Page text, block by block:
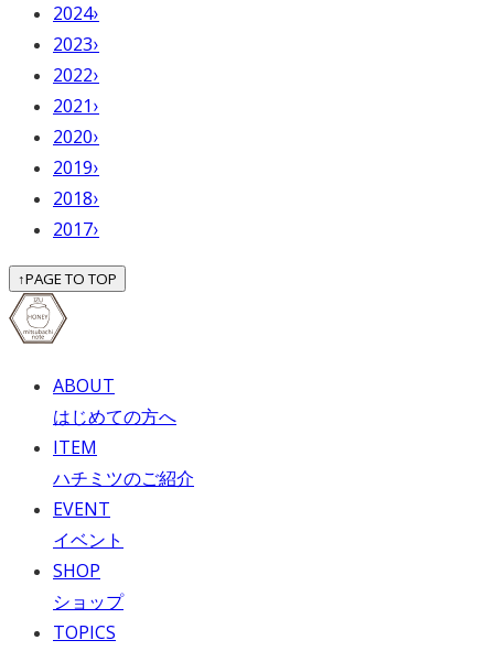
2024›
2023›
2022›
2021 ›
2020›
2019›
2018›
2017›
↑PAGE TO TOP
ABOUT
はじめての方へ
ITEM
ハチミツのご紹介
EVENT
イベント
SHOP
ショップ
TOPICS